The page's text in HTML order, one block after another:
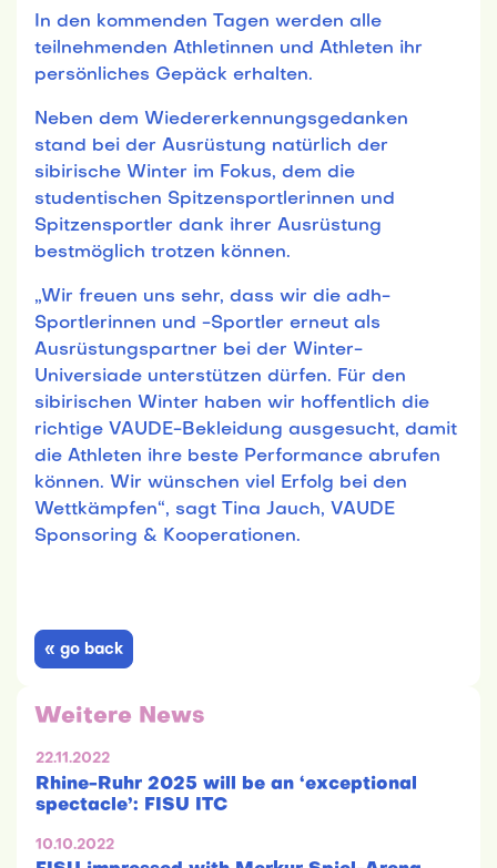
In den kommenden Tagen werden alle
teilnehmenden Athletinnen und Athleten ihr
persönliches Gepäck erhalten.
Neben dem Wiedererkennungsgedanken
stand bei der Ausrüstung natürlich der
sibirische Winter im Fokus, dem die
studentischen Spitzensportlerinnen und
Spitzensportler dank ihrer Ausrüstung
bestmöglich trotzen können.
„Wir freuen uns sehr, dass wir die adh-
Sportlerinnen und -Sportler erneut als
Ausrüstungspartner bei der Winter-
Universiade unterstützen dürfen. Für den
sibirischen Winter haben wir hoffentlich die
richtige VAUDE-Bekleidung ausgesucht, damit
die Athleten ihre beste Performance abrufen
können. Wir wünschen viel Erfolg bei den
Wettkämpfen“, sagt Tina Jauch, VAUDE
Sponsoring & Kooperationen.
« go back
Weitere News
22.11.2022
Rhine-Ruhr 2025 will be an ‘exceptional
spectacle’: FISU ITC
10.10.2022